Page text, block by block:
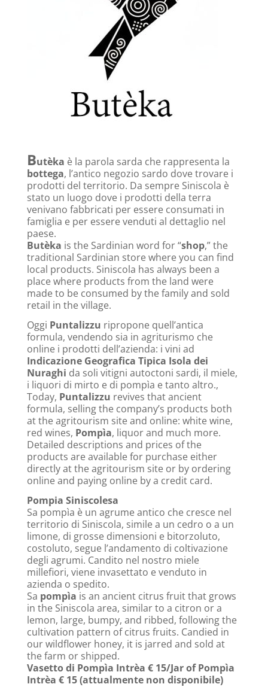
Butèka è la parola sarda che rappresenta la
bottega, l’antico negozio sardo dove trovare i
prodotti del territorio. Da sempre Siniscola è
stato un luogo dove i prodotti della terra
venivano fabbricati per essere consumati in
famiglia e per essere venduti al dettaglio nel
paese.
Butèka is the Sardinian word for “shop,” the
traditional Sardinian store where you can find
local products. Siniscola has always been a
place where products from the land were
made to be consumed by the family and sold
retail in the village.
Oggi Puntalizzu ripropone quell’antica
formula, vendendo sia in agriturismo che
online i prodotti dell’azienda: i vini ad
Indicazione Geografica Tipica Isola dei
Nuraghi da soli vitigni autoctoni sardi, il miele,
i liquori di mirto e di pompìa e tanto altro.,
Today, Puntalizzu revives that ancient
formula, selling the company’s products both
at the agritourism site and online: white wine,
red wines, Pompìa, liquor and much more.
Detailed descriptions and prices of the
products are available for purchase either
directly at the agritourism site or by ordering
online and paying online by a credit card.
Pompia Siniscolesa
Sa pompìa è un agrume antico che cresce nel
territorio di Siniscola, simile a un cedro o a un
limone, di grosse dimensioni e bitorzoluto,
costoluto, segue l’andamento di coltivazione
degli agrumi. Candito nel nostro miele
millefiori, viene invasettato e venduto in
azienda o spedito.
Sa pompìa is an ancient citrus fruit that grows
in the Siniscola area, similar to a citron or a
lemon, large, bumpy, and ribbed, following the
cultivation pattern of citrus fruits. Candied in
our wildflower honey, it is jarred and sold at
the farm or shipped.
Vasetto di Pompìa Intrèa € 15/Jar of Pompìa
Intrèa € 15 (attualmente non disponibile)